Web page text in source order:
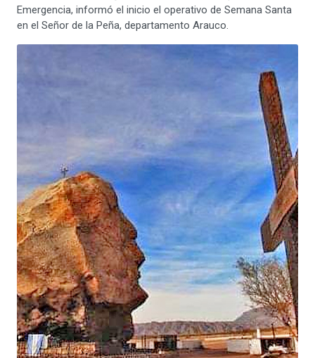
Emergencia, informó el inicio el operativo de Semana Santa
en el Señor de la Peña, departamento Arauco.